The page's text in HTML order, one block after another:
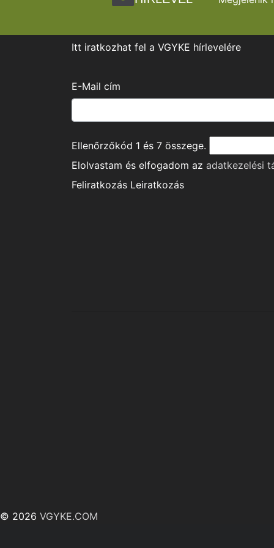
Itt iratkozhat fel a VGYKE hírlevelére
E-Mail cím
Ellenőrzőkód 1 és 7 összege.
Elolvastam és elfogadom az adatkezelési
Feliratkozás Leiratkozás
© 2026 VGYKE.COM